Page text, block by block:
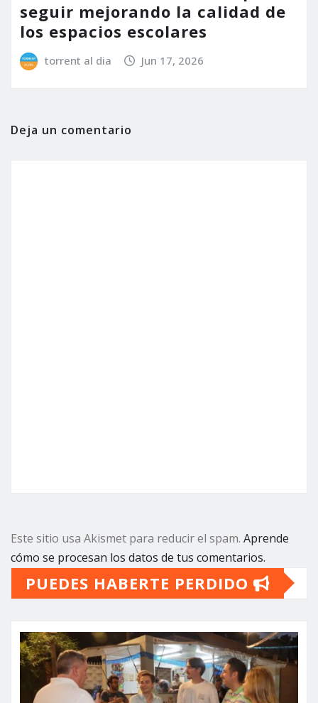
seguir mejorando la calidad de
los espacios escolares
torrent al dia Jun 17, 2026
Deja un comentario
Este sitio usa Akismet para reducir el spam. Aprende
cómo se procesan los datos de tus comentarios.
PUEDES HABERTE PERDIDO